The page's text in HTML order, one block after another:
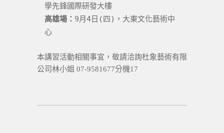
學先鋒國際研發大樓
高雄場： 9月4日(四)，大東文化藝術中
心
本講習活動相關事宜，敬請洽詢杜象藝術有限
公司林小姐 07-9581677分機17